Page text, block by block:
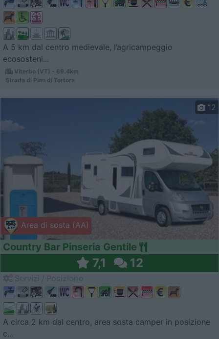
A 5 km dal centro medievale, l’agricampeggio
ecososteni...
Viterbo (VT) - 69.4km
Strada di Pian di Tortora
Area di sosta (AA)
12
Country Bar Pinseria Gentile
7,1 12
A circa 2 km dal centro, area sosta camper in posizione
c...